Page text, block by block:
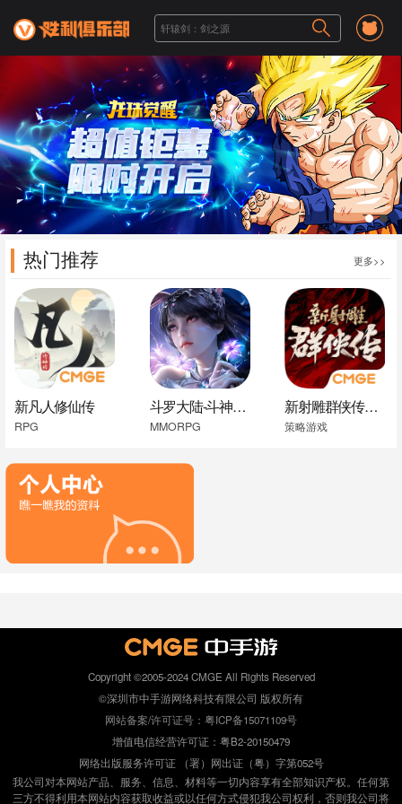
1 2
热门推荐 更多>>
新凡人修仙传
RPG
斗罗大陆-斗神再临
MMORPG
新射雕群侠传之铁血丹心
策略游戏
Copyright ©2005-2024 CMGE All Rights Reserved
©深圳市中手游网络科技有限公司 版权所有
网站备案/许可证号：粤ICP备15071109号
增值电信经营许可证：粤B2-20150479
网络出版服务许可证 （署）网出证（粤）字第052号
我公司对本网站产品、服务、信息、材料等一切内容享有全部知识产权。任何第
三方不得利用本网站内容获取收益或以任何方式侵犯我公司权利，否则我公司将